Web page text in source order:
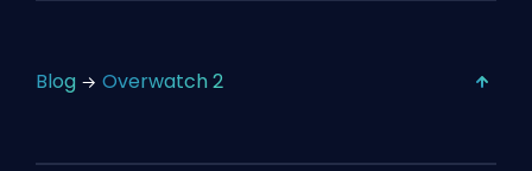
Blog Overwatch 2